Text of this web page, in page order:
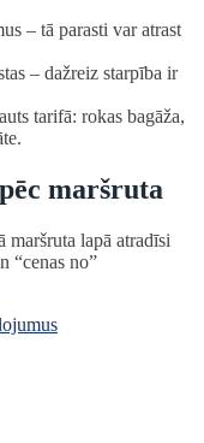
– tā parasti var atrast
– dažreiz starpība ir
tarifā: rokas bagāža,
maršruta
lapā atradīsi
“cenas no”